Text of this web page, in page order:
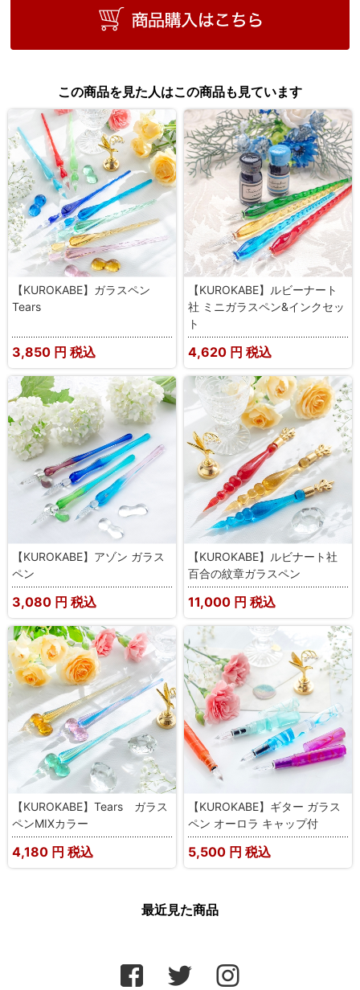
この商品を見た人はこの商品も見ています
【KUROKABE】ガラスペン
Tears
3,850 円 税込
【KUROKABE】ルビーナート
社 ミニガラスペン&インクセッ
ト
4,620 円 税込
【KUROKABE】アゾン ガラス
ペン
3,080 円 税込
【KUROKABE】ルビナート社
百合の紋章ガラスペン
11,000 円 税込
【KUROKABE】Tears ガラス
ペンMIXカラー
4,180 円 税込
【KUROKABE】ギター ガラス
ペン オーロラ キャップ付
5,500 円 税込
最近見た商品